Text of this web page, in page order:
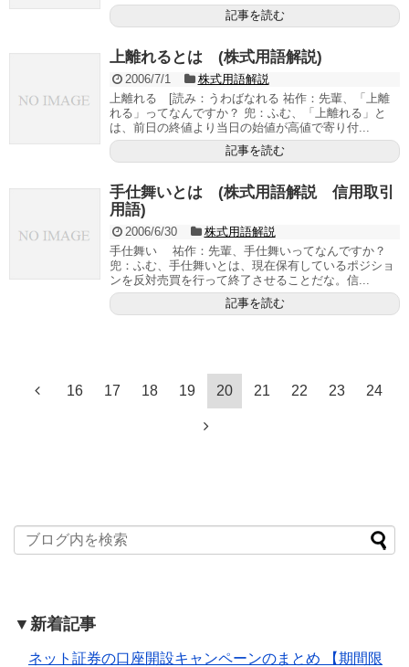
記事を読む
上離れるとは (株式用語解説)
2006/7/1
株式用語解説
上離れる [読み：うわばなれる 祐作：先輩、「上離
れる」ってなんですか？ 兜：ふむ、「上離れる」と
は、前日の終値より当日の始値が高値で寄り付...
記事を読む
手仕舞いとは (株式用語解説 信用取引
用語)
2006/6/30
株式用語解説
手仕舞い 祐作：先輩、手仕舞いってなんですか？
兜：ふむ、手仕舞いとは、現在保有しているポジショ
ンを反対売買を行って終了させることだな。信...
記事を読む
16 17 18 19 20 21 22 23 24
▼新着記事
ネット証券の口座開設キャンペーンのまとめ 【期間限